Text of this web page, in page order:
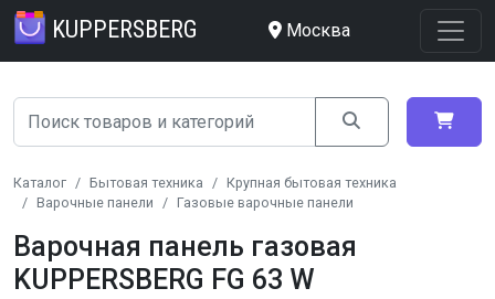
KUPPERSBERG Москва
Каталог Бытовая техника
Крупная бытовая техника
Варочные панели
Газовые варочные панели
Варочная панель газовая
KUPPERSBERG FG 63 W